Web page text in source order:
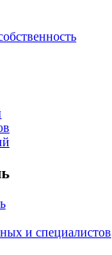
и специалистов